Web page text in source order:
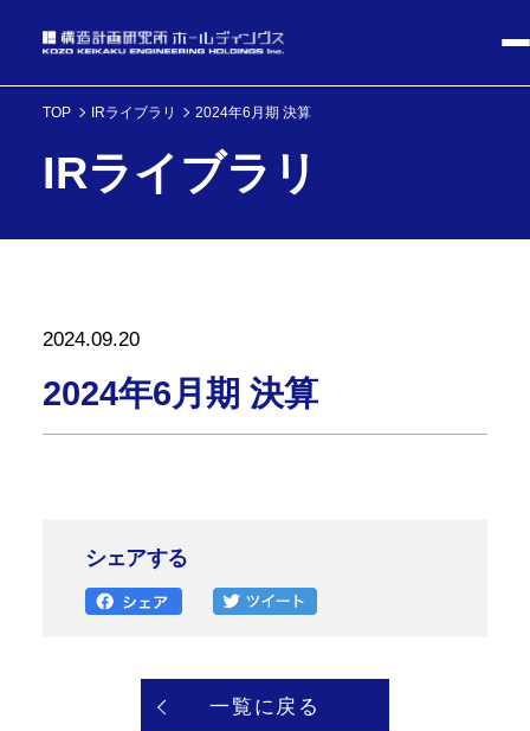
TOP IRライブラリ 2024年6月期 決算
IRライブラリ
2024.09.20
2024年6月期 決算
シェアする
一覧に戻る